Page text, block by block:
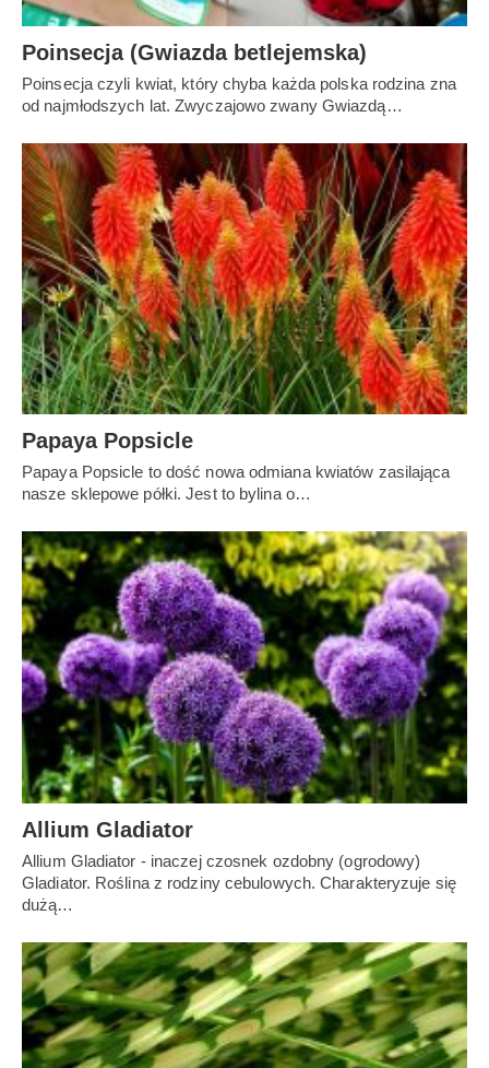
Poinsecja (Gwiazda betlejemska)
Poinsecja czyli kwiat, który chyba każda polska rodzina zna
od najmłodszych lat. Zwyczajowo zwany Gwiazdą…
Papaya Popsicle
Papaya Popsicle to dość nowa odmiana kwiatów zasilająca
nasze sklepowe półki. Jest to bylina o…
Allium Gladiator
Allium Gladiator - inaczej czosnek ozdobny (ogrodowy)
Gladiator. Roślina z rodziny cebulowych. Charakteryzuje się
dużą…